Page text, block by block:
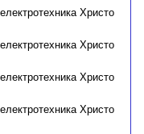
Христо
Христо
Христо
Христо